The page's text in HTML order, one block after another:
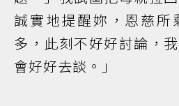
誠實地提醒妳，恩慈所
多，此刻不好好討論，
會好好去談。」